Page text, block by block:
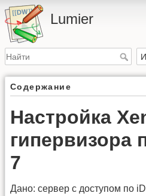
Lumier
Содержание
Настройка
гипервизора
7
Дано: сервер с доступом по